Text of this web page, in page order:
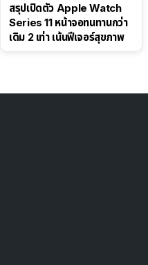
สรุปเปิดตัว Apple Watch
Series 11 หน้าจอทนทานกว่า
เดิม 2 เท่า เน้นฟีเจอร์สุขภาพ